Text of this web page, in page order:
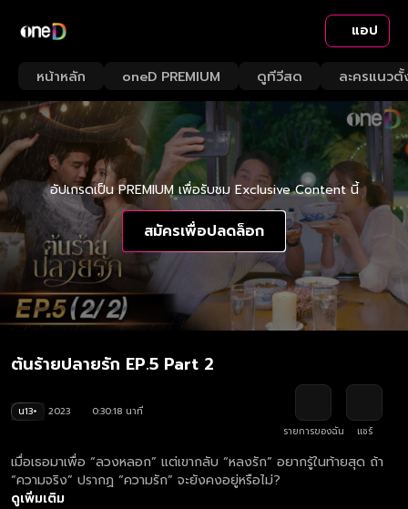
แอป
หน้าหลัก oneD PREMIUM ดูทีวีสด ละครแนวตั้
อัปเกรดเป็น PREMIUM เพื่อรับชม Exclusive Content นี้
สมัครเพื่อปลดล็อก
ต้นร้ายปลายรัก EP.5 Part 2
น13+ 2023
0:30:18 นาที
รายการของฉัน
แชร์
เมื่อเธอมาเพื่อ “ลวงหลอก” แต่เขากลับ “หลงรัก” อยากรู้ในท้ายสุด ถ้า
“ความจริง” ปรากฏ “ความรัก” จะยังคงอยู่หรือไม่?
ดูเพิ่มเติม